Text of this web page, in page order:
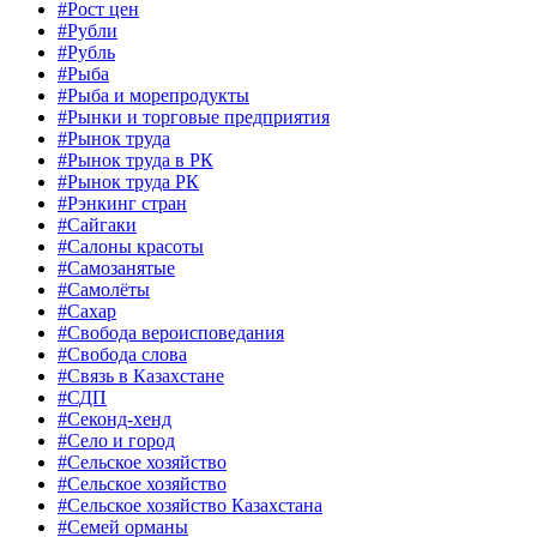
#Рост цен
#Рубли
#Рубль
#Рыба
#Рыба и морепродукты
#Рынки и торговые предприятия
#Рынок труда
#Рынок труда в РК
#Рынок труда РК
#Рэнкинг стран
#Сайгаки
#Салоны красоты
#Самозанятые
#Самолёты
#Сахар
#Свобода вероисповедания
#Свобода слова
#Связь в Казахстане
#СДП
#Секонд-хенд
#Село и город
#Сельское хозяйство
#Сельское хозяйство
#Сельское хозяйство Казахстана
#Семей орманы